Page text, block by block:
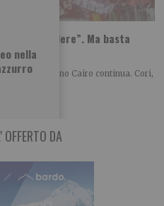
nella
deve vendere”. Ma basta
verso Urbano Cairo continua. Cori,
OFFERTO DA